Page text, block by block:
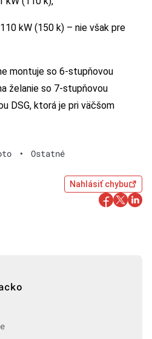
kW (150 k) – nie však pre
montuje so 6-stupňovou
želanie so 7-stupňovou
DSG, ktorá je pri väčšom
• Ostatné
Nahlásiť chybu